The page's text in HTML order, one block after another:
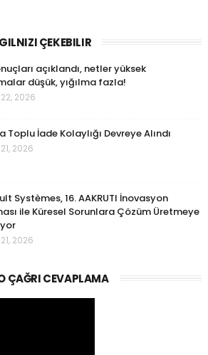
ÇEKEBILIR
açıklandı, netler yüksek
düşük, yığılma fazla!
2026
Toplu İade Kolaylığı Devreye Alındı
2026
Systèmes, 16. AAKRUTI İnovasyon
ile Küresel Sorunlara Çözüm Üretmeye
2026
ÇAĞRI CEVAPLAMA